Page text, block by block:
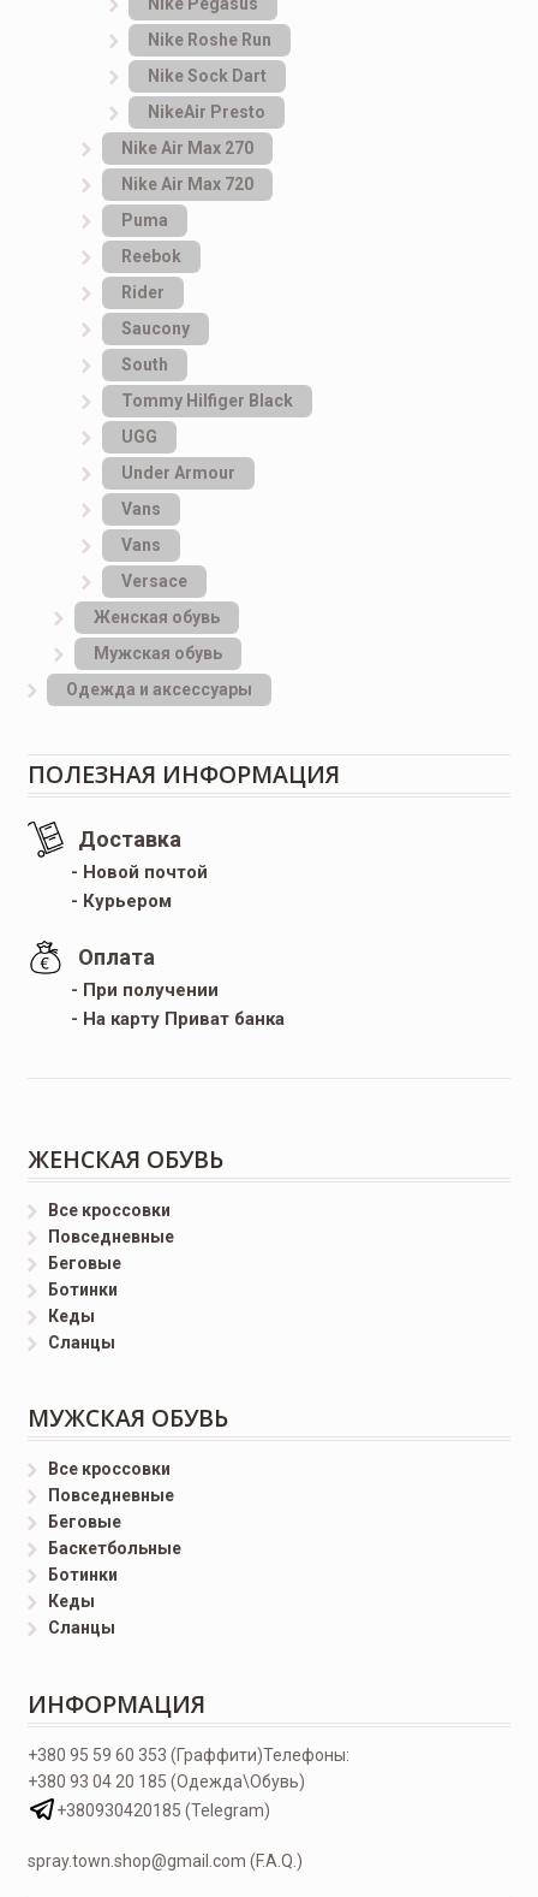
Nike Roshe Run
Nike Sock Dart
NikeAir Presto
Nike Air Max 270
Nike Air Max 720
Puma
Reebok
Rider
Saucony
South
Tommy Hilfiger Black
UGG
Under Armour
Vans
Vans
Versace
Женская обувь
Мужская обувь
Одежда и аксессуары
ПОЛЕЗНАЯ ИНФОРМАЦИЯ
Доставка
- Новой почтой
- Курьером
Оплата
- При получении
- На карту Приват банка
ЖЕНСКАЯ ОБУВЬ
Все кроссовки
Повседневные
Беговые
Ботинки
Кеды
Сланцы
МУЖСКАЯ ОБУВЬ
Все кроссовки
Повседневные
Беговые
Баскетбольные
Ботинки
Кеды
Сланцы
ИНФОРМАЦИЯ
Телефоны:
+380 95 59 60 353 (Граффити)
+380 93 04 20 185 (Одежда\Обувь)
+380930420185 (Telegram)
spray.town.shop@gmail.com (F.A.Q.)